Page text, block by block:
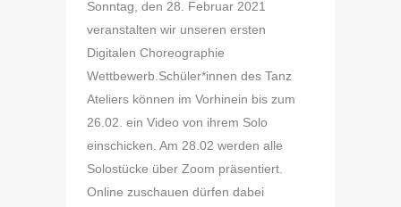
Sonntag, den 28. Februar 2021
veranstalten wir unseren ersten
Digitalen Choreographie
Wettbewerb.Schüler*innen des Tanz
Ateliers können im Vorhinein bis zum
26.02. ein Video von ihrem Solo
einschicken. Am 28.02 werden alle
Solostücke über Zoom präsentiert.
Online zuschauen dürfen dabei